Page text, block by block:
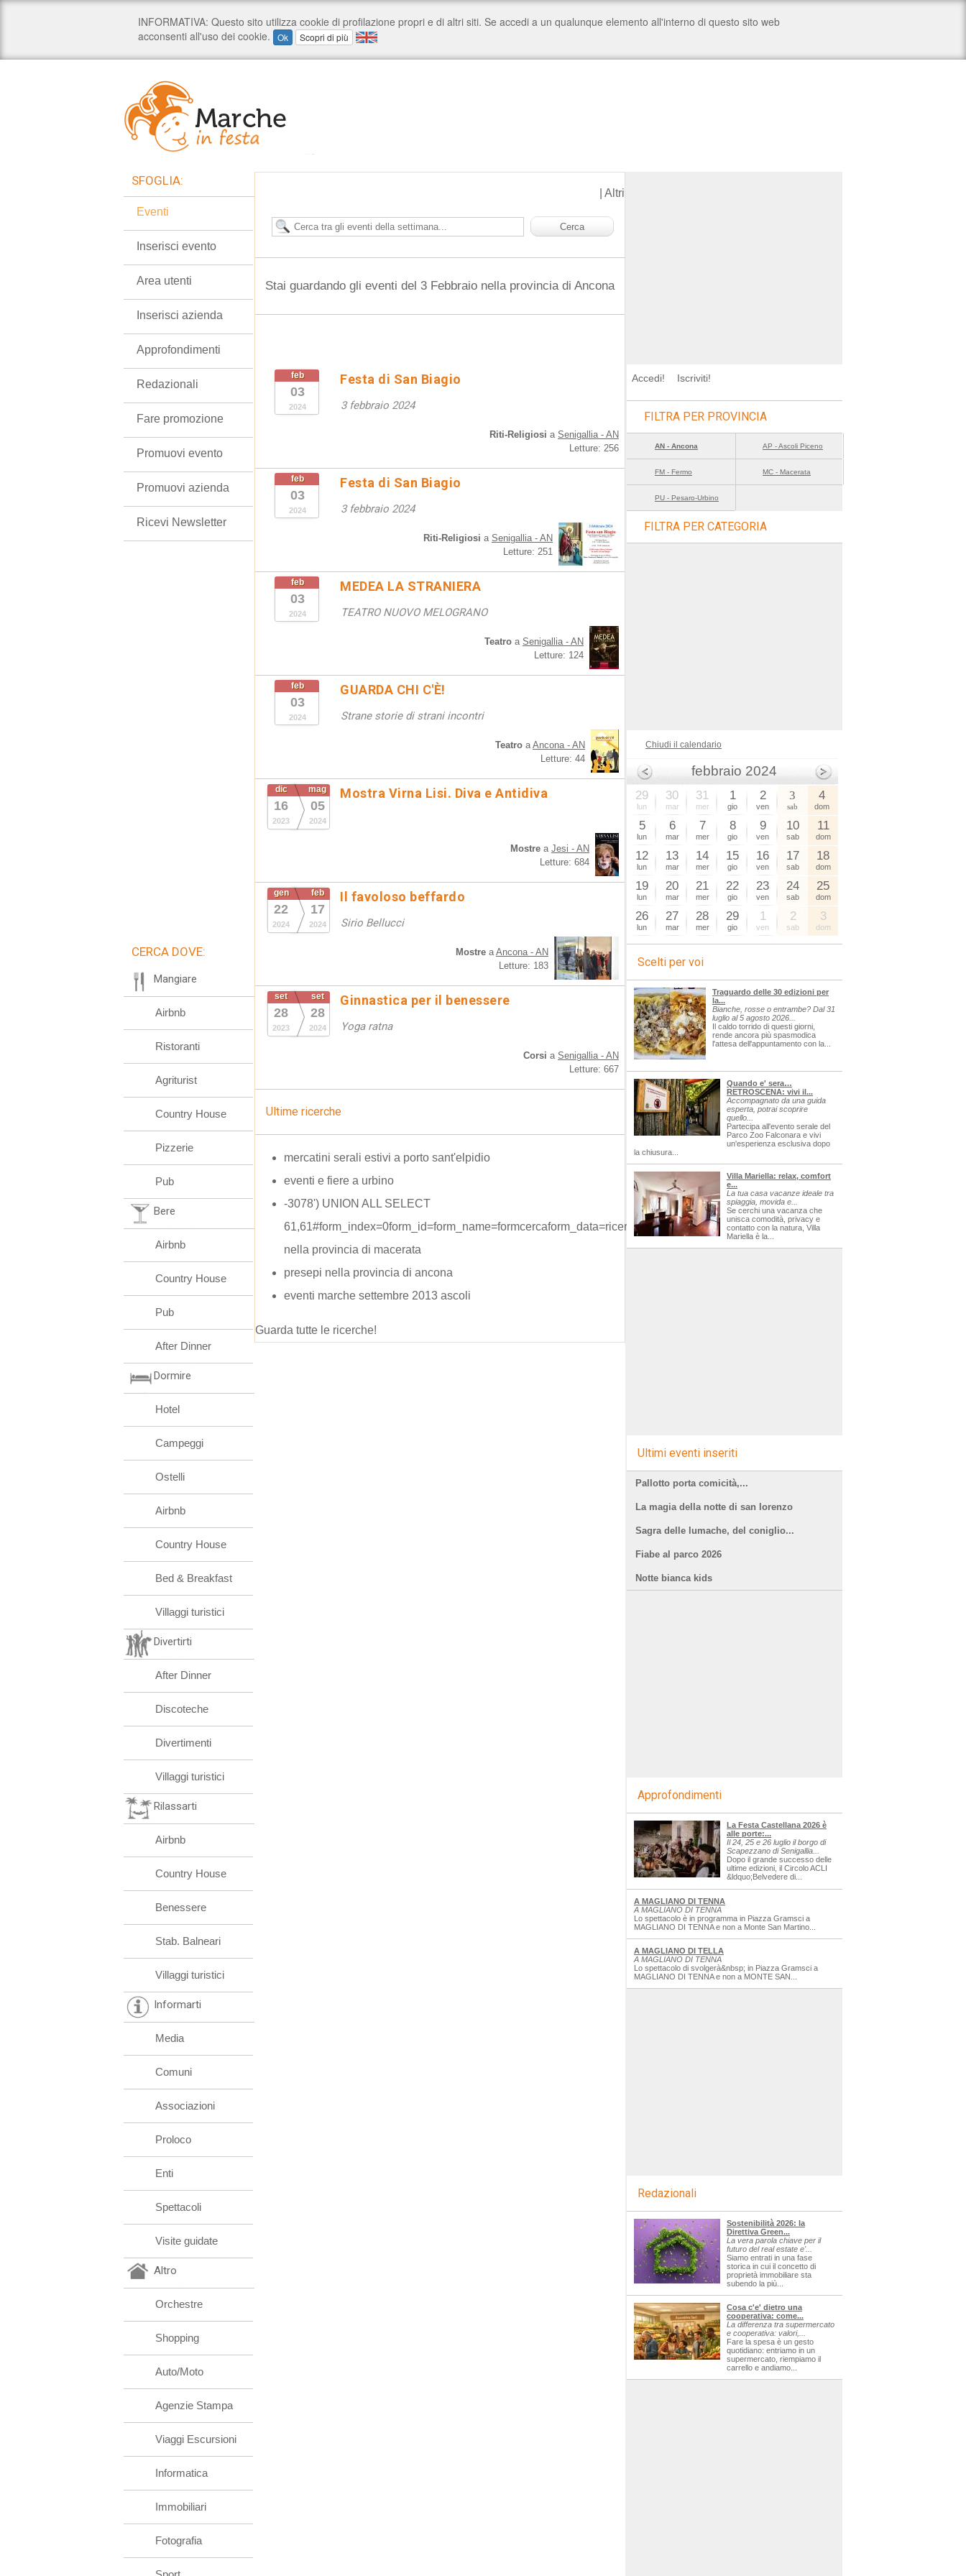
Altri
Stai guardando gli eventi del 3 Febbraio nella provincia di Ancona
feb
03
2024
Festa di San Biagio
3 febbraio 2024
Riti-Religiosi a Senigallia - AN
Letture: 256
feb
03
2024
Festa di San Biagio
3 febbraio 2024
Riti-Religiosi a Senigallia - AN
Letture: 251
feb
03
2024
MEDEA LA STRANIERA
TEATRO NUOVO MELOGRANO
Teatro a Senigallia - AN
Letture: 124
feb
03
2024
GUARDA CHI C'È!
Strane storie di strani incontri
Teatro aAncona - AN
Letture: 44
dic
16
2023
mag
05
2024
Mostra Virna Lisi. Diva e Antidiva
Mostre a Jesi - AN
Letture: 684
gen
22
2024
feb
17
2024
Il favoloso beffardo
Sirio Bellucci
Mostre aAncona - AN
Letture: 183
set
28
2023
set
28
2024
Ginnastica per il benessere
Yoga ratna
Corsi a Senigallia - AN
Letture: 667
Ultime ricerche
mercatini serali estivi a porto sant'elpidio
eventi e fiere a urbino
-3078') UNION ALL SELECT
61,61#form_index=0form_id=form_name=formcercaform_data=ricerca=sagre
nella provincia di macerata
presepi nella provincia di ancona
eventi marche settembre 2013 ascoli
Guarda tutte le ricerche!
SFOGLIA:
Eventi
Inserisci evento
Area utenti
Inserisci azienda
Approfondimenti
Redazionali
Fare promozione
Promuovi evento
Promuovi azienda
Ricevi Newsletter
CERCA DOVE:
Mangiare
Airbnb
Ristoranti
Agriturist
Country House
Pizzerie
Pub
Bere
Airbnb
Country House
Pub
After Dinner
Dormire
Hotel
Campeggi
Ostelli
Airbnb
Country House
Bed & Breakfast
Villaggi turistici
Divertirti
After Dinner
Discoteche
Divertimenti
Villaggi turistici
Rilassarti
Airbnb
Country House
Benessere
Stab. Balneari
Villaggi turistici
Informarti
Media
Comuni
Associazioni
Proloco
Enti
Spettacoli
Visite guidate
Altro
Orchestre
Shopping
Auto/Moto
Agenzie Stampa
Viaggi Escursioni
Informatica
Immobiliari
Fotografia
Accedi! Iscriviti!
FILTRA PER PROVINCIA
AN - Ancona AP - Ascoli Piceno
FM - Fermo MC - Macerata
PU - Pesaro-Urbino
FILTRA PER CATEGORIA
Chiudi il calendario
febbraio 2024
29
lun
30
mar
31
mer
1
gio
2
ven
3
sab
4
dom
5
lun
6
mar
7
mer
8
gio
9
ven
10
sab
11
dom
12
lun
13
mar
14
mer
15
gio
16
ven
17
sab
18
dom
19
lun
20
mar
21
mer
22
gio
23
ven
24
sab
25
dom
26
lun
27
mar
28
mer
29
gio
1
ven
2
sab
3
dom
Scelti per voi
Traguardo delle 30 edizioni per
la...
Bianche, rosse o entrambe? Dal 31
luglio al 5 agosto 2026...
Il caldo torrido di questi giorni,
rende ancora più spasmodica
l'attesa dell'appuntamento con la...
Quando e' sera…
RETROSCENA: vivi il...
Accompagnato da una guida
esperta, potrai scoprire
quello...
Partecipa all'evento serale del
Parco Zoo Falconara e vivi
un'esperienza esclusiva dopo
la chiusura...
Villa Mariella: relax, comfort
e...
La tua casa vacanze ideale tra
spiaggia, movida e...
Se cerchi una vacanza che
unisca comodità, privacy e
contatto con la natura, Villa
Mariella è la...
Ultimi eventi inseriti
Pallotto porta comicità,...
La magia della notte di san lorenzo
Sagra delle lumache, del coniglio...
Fiabe al parco 2026
Notte bianca kids
Approfondimenti
La Festa Castellana 2026 è
alle porte:...
Il 24, 25 e 26 luglio il borgo di
Scapezzano di Senigallia...
Dopo il grande successo delle
ultime edizioni, il Circolo ACLI
&ldquo;Belvedere di...
A MAGLIANO DI TENNA
A MAGLIANO DI TENNA
Lo spettacolo è in programma in Piazza Gramsci a
MAGLIANO DI TENNA e non a Monte San Martino...
A MAGLIANO DI TELLA
A MAGLIANO DI TENNA
Lo spettacolo di svolgerà&nbsp; in Piazza Gramsci a
MAGLIANO DI TENNA e non a MONTE SAN...
Redazionali
Sostenibilità 2026: la
Direttiva Green...
La vera parola chiave per il
futuro del real estate e'...
Siamo entrati in una fase
storica in cui il concetto di
proprietà immobiliare sta
subendo la più...
Cosa c'e' dietro una
cooperativa: come...
La differenza tra supermercato
e cooperativa: valori,...
Fare la spesa è un gesto
quotidiano: entriamo in un
supermercato, riempiamo il
carrello e andiamo...